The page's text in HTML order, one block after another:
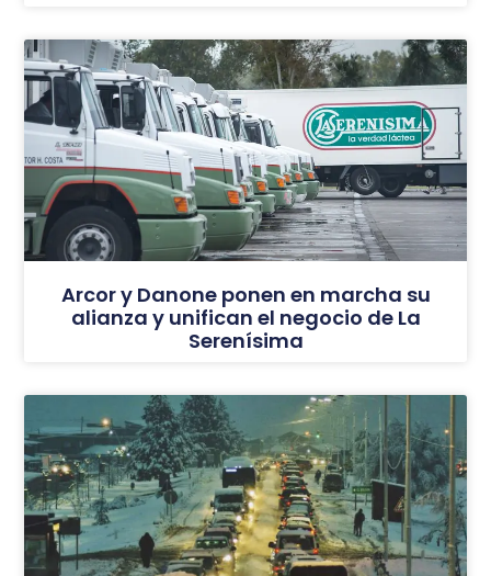
Arcor y Danone ponen en marcha su
alianza y unifican el negocio de La
Serenísima